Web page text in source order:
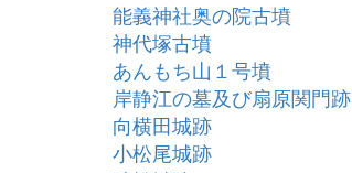
能義神社奥の院古墳
神代塚古墳
あんもち山１号墳
岸静江の墓及び扇原関門跡
向横田城跡
小松尾城跡